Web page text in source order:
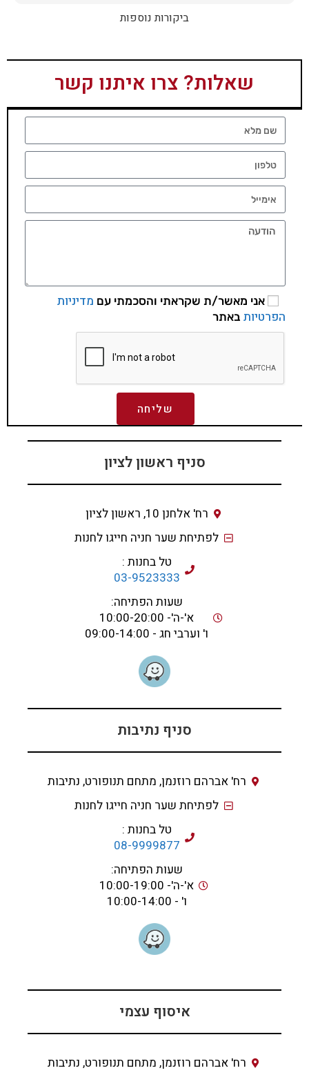
ביקורות נוספות
שאלות? צרו איתנו קשר
אני מאשר/ת שקראתי והסכמתי עם מדיניות
הפרטיות באתר
שליחה
סניף ראשון לציון
רח' אלחנן 10, ראשון לציון
לפתיחת שער חניה חייגו לחנות
טל בחנות :
03-9523333
שעות הפתיחה:
א'-ה'- 10:00-20:00
ו' וערבי חג - 09:00-14:00
סניף נתיבות
רח' אברהם רוזנמן, מתחם תנופורט, נתיבות
לפתיחת שער חניה חייגו לחנות
טל בחנות :
08-9999877
שעות הפתיחה:
א'-ה'- 10:00-19:00
ו' - 10:00-14:00
איסוף עצמי
רח' אברהם רוזנמן, מתחם תנופורט, נתיבות